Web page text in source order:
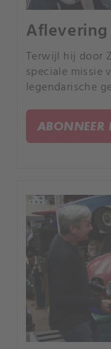
Terwijl hij door
speciale missie
legendarische
tekenfilmfamilie,
ABONNEER